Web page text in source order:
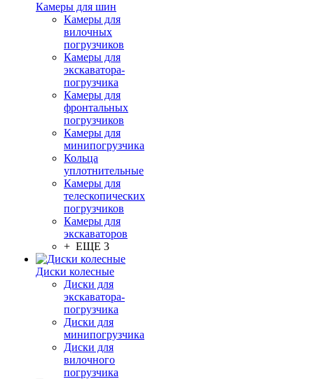
Камеры для шин
Камеры для
вилочных
погрузчиков
Камеры для
экскаватора-
погрузчика
Камеры для
фронтальных
погрузчиков
Камеры для
минипогрузчика
Кольца
уплотнительные
Камеры для
телескопических
погрузчиков
Камеры для
экскаваторов
+ ЕЩЕ 3
Диски колесные
Диски для
экскаватора-
погрузчика
Диски для
минипогрузчика
Диски для
вилочного
погрузчика